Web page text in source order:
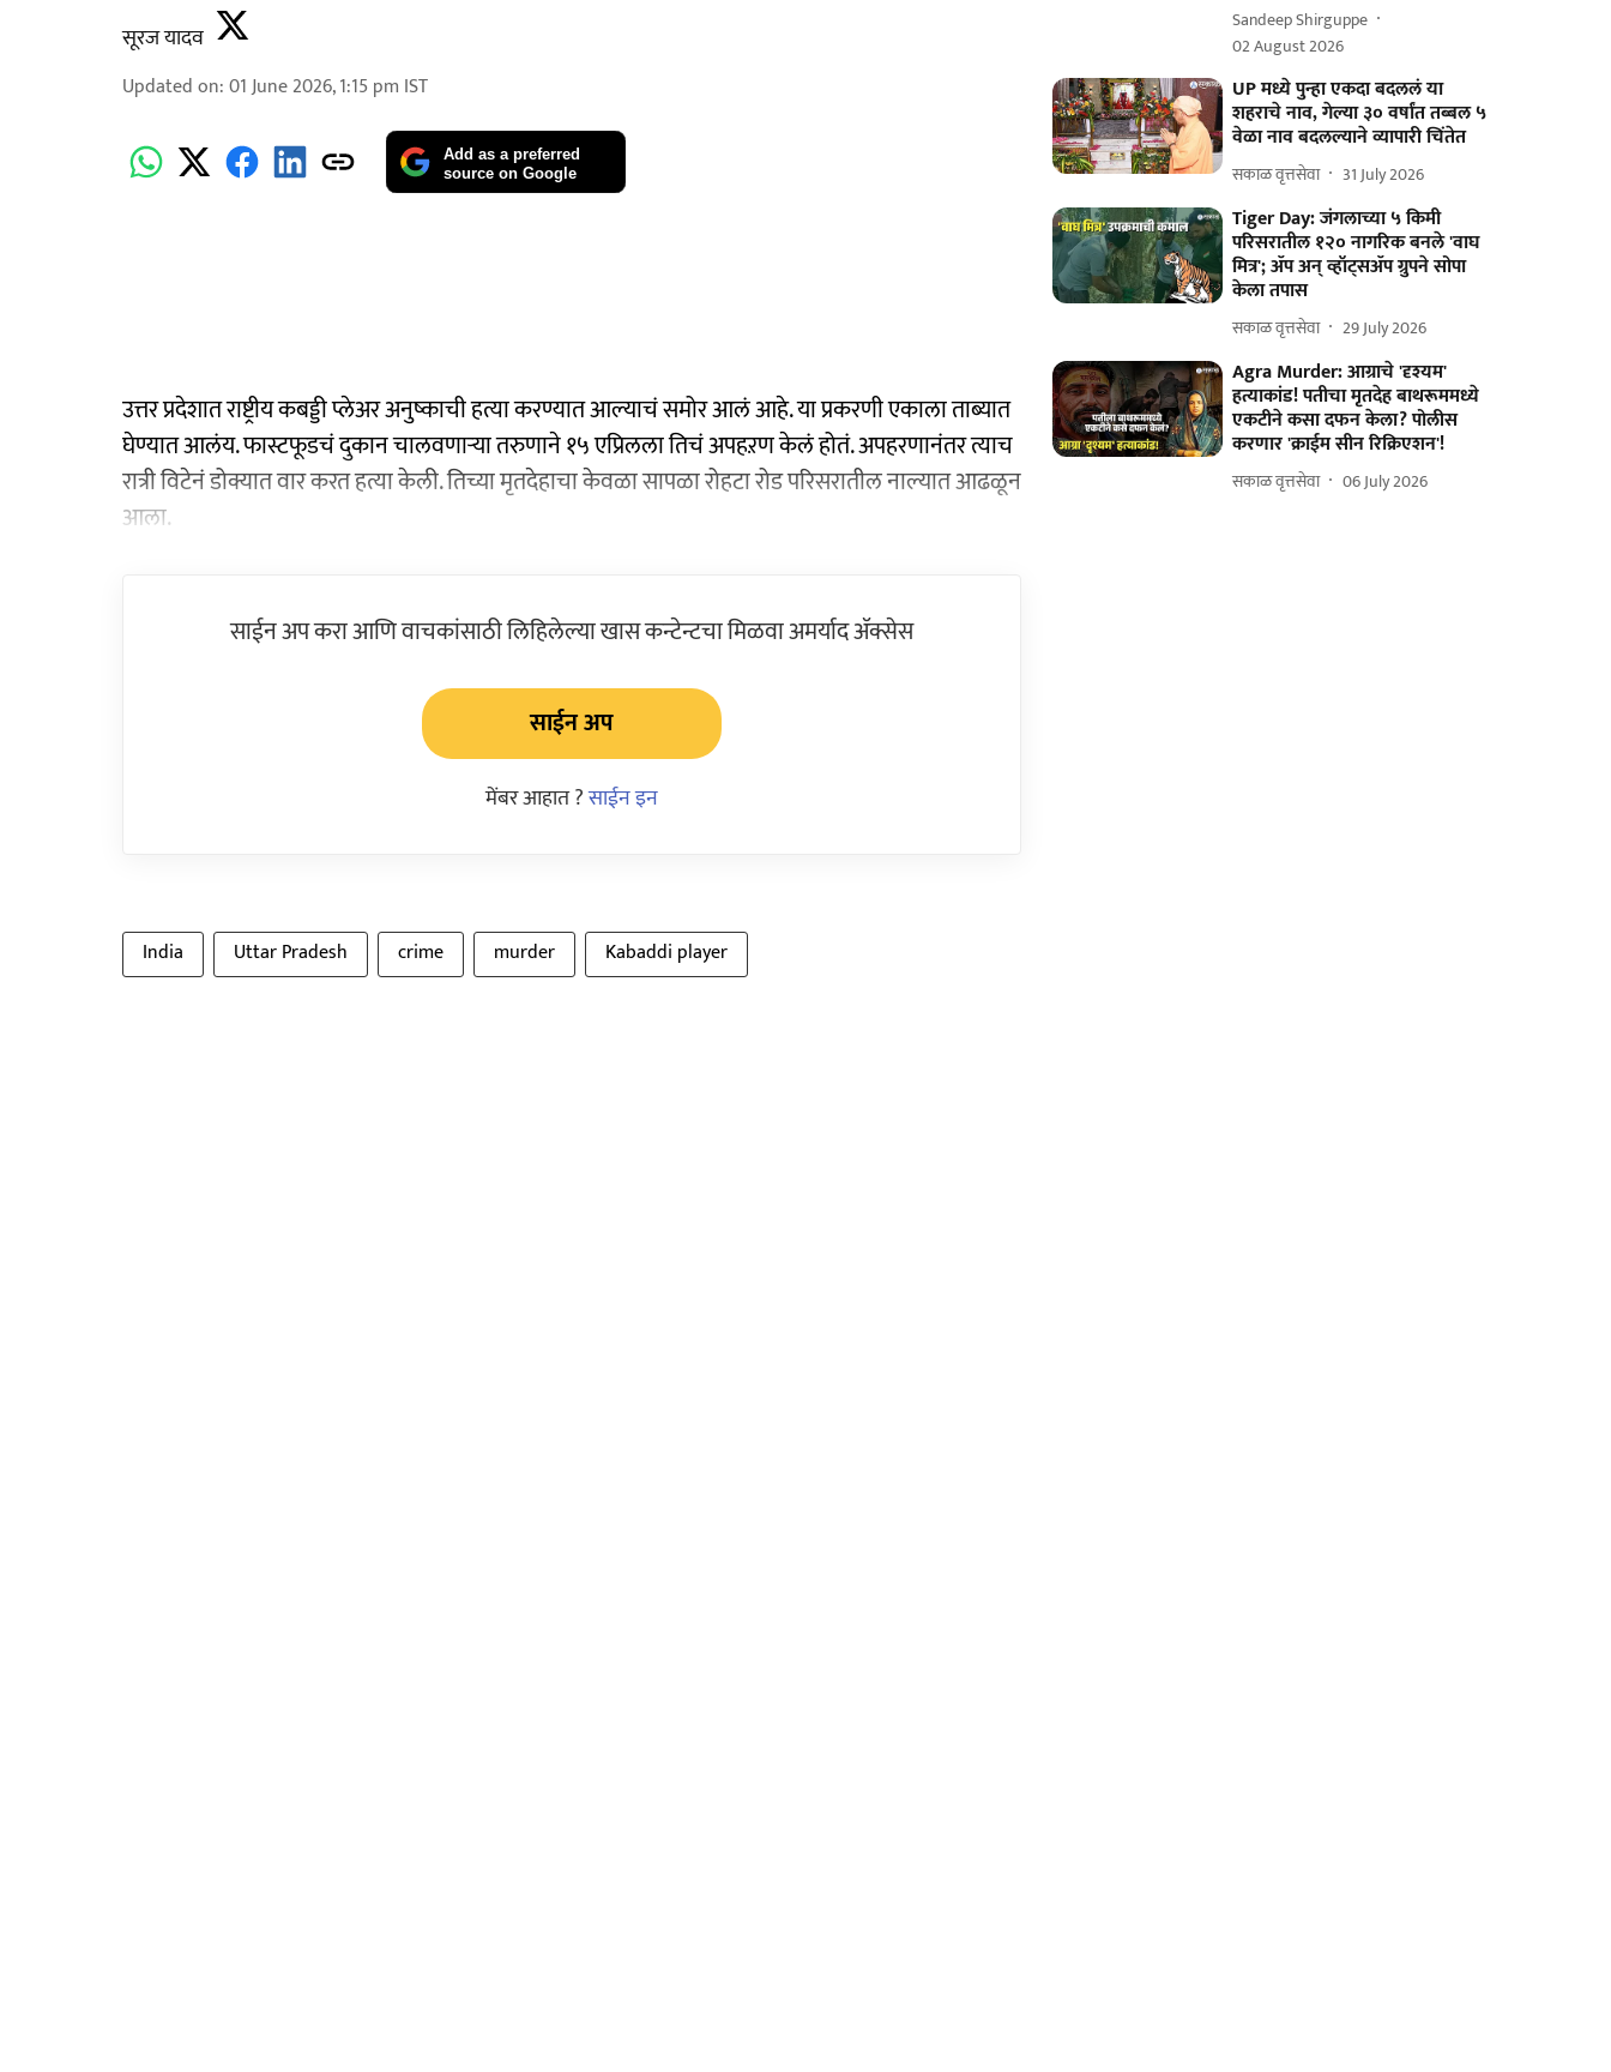
सूरज यादव
Updated on:01 June 2026, 1:15 pm IST
Add as a preferred
source on Google
उत्तर प्रदेशात राष्ट्रीय कबड्डी प्लेअर अनुष्काची हत्या करण्यात आल्याचं समोर आलं आहे. या प्रकरणी एकाला ताब्यात
घेण्यात आलंय. फास्टफूडचं दुकान चालवणाऱ्या तरुणाने १५ एप्रिलला तिचं अपहऱण केलं होतं. अपहरणानंतर त्याच
रात्री विटेनं डोक्यात वार करत हत्या केली. तिच्या मृतदेहाचा केवळा सापळा रोहटा रोड परिसरातील नाल्यात आढळून
आला.
साईन अप करा आणि वाचकांसाठी लिहिलेल्या खास कन्टेन्टचा मिळवा अमर्याद ॲक्सेस
साईन अप
मेंबर आहात ?साईन इन
India Uttar Pradesh crime murder Kabaddi player
Sandeep Shirguppe
02 August 2026
UP मध्ये पुन्हा एकदा बदललं या
शहराचे नाव, गेल्या ३० वर्षांत तब्बल ५
वेळा नाव बदलल्याने व्यापारी चिंतेत
सकाळ वृत्तसेवा 31 July 2026
Tiger Day: जंगलाच्या ५ किमी
परिसरातील १२० नागरिक बनले 'वाघ
मित्र'; ॲप अन् व्हॉट्सॲप ग्रुपने सोपा
केला तपास
सकाळ वृत्तसेवा 29 July 2026
Agra Murder: आग्राचे 'दृश्यम'
हत्याकांड! पतीचा मृतदेह बाथरूममध्ये
एकटीने कसा दफन केला? पोलीस
करणार 'क्राईम सीन रिक्रिएशन'!
सकाळ वृत्तसेवा 06 July 2026